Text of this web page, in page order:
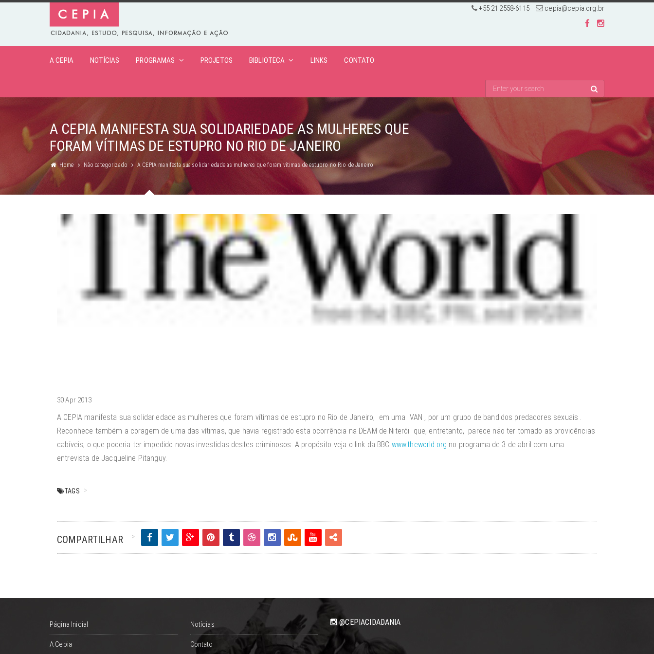
+55 21 2558-6115 cepia@cepia.org.br
A CEPIA NOTÍCIAS PROGRAMAS PROJETOS BIBLIOTECA LINKS CONTATO
A CEPIA MANIFESTA SUA SOLIDARIEDADE AS MULHERES QUE
FORAM VÍTIMAS DE ESTUPRO NO RIO DE JANEIRO
Home Não categorizado A CEPIA manifesta sua solidariedade as mulheres que foram vítimas de estupro no Rio de Janeiro
30 Apr 2013
A CEPIA manifesta sua solidariedade as mulheres que foram vítimas de estupro no Rio de Janeiro, em uma VAN , por um grupo de bandidos predadores sexuais .
Reconhece também a coragem de uma das vítimas, que havia registrado esta ocorrência na DEAM de Niterói que, entretanto, parece não ter tomado as providências
cabíveis, o que poderia ter impedido novas investidas destes criminosos. A propósito veja o link da BBC www.theworld.org no programa de 3 de abril com uma
entrevista de Jacqueline Pitanguy.
TAGS
COMPARTILHAR
Página Inicial
A Cepia
Notícias
Contato
@CEPIACIDADANIA